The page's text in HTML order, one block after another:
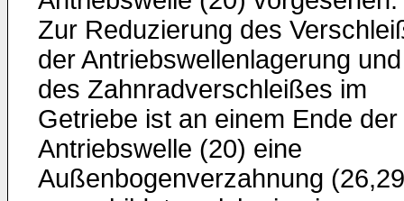
Zur Reduzierung des
der Antriebswellenlagerung und
des Zahnradverschleißes im
Getriebe ist an einem Ende der
Antriebswelle (20) eine
Außenbogenverzahnung